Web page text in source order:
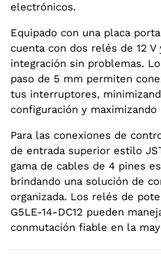
electrónicos.
Equipado con una placa
cuenta con dos relés de 12
integración sin problemas.
paso de 5 mm permiten
tus interruptores,
configuración y maximizando
Para las conexiones de
de entrada superior estilo
gama de cables de 4 pines
brindando una solución de
organizada. Los relés de
G5LE-14-DC12 pueden
conmutación fiable en la